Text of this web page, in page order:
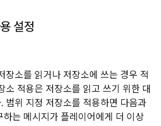
설정
장소를 읽거나 저장소에 쓰는 경우 적
소 적용은 저장소를 읽고 쓰기 위한 대
범위 지정 저장소를 적용하면 다음과
는 메시지가 플레이어에게 더 이상